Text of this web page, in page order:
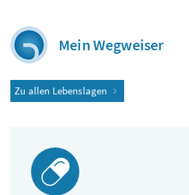
Mein Wegweiser
Zu allen Lebenslagen